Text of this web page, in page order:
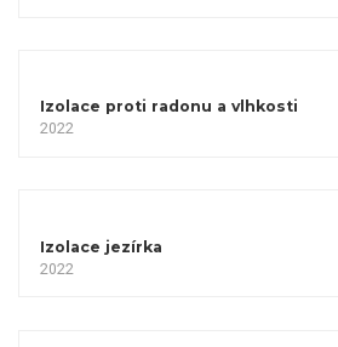
Izolace proti radonu a vlhkosti
2022
Izolace jezírka
2022